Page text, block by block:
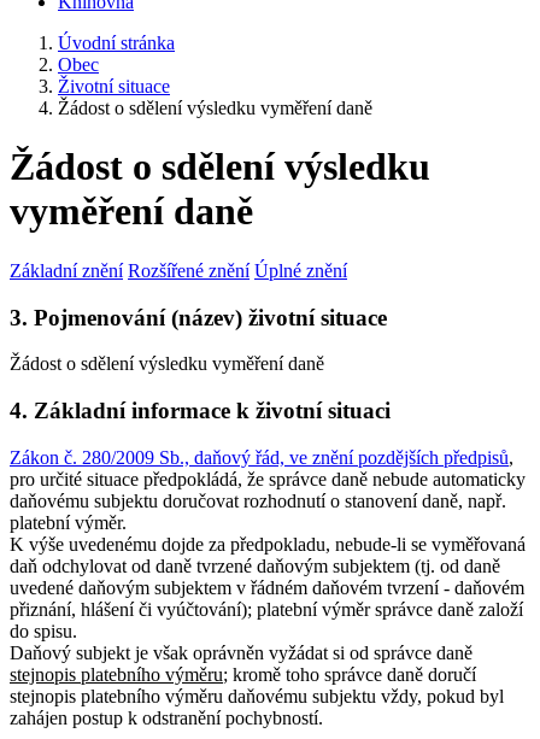
Úvodní stránka
Obec
Životní situace
Žádost o sdělení výsledku vyměření daně
Žádost o sdělení výsledku
vyměření daně
Základní znění Rozšířené znění Úplné znění
3. Pojmenování (název) životní situace
Žádost o sdělení výsledku vyměření daně
4. Základní informace k životní situaci
Zákon č. 280/2009 Sb., daňový řád, ve znění pozdějších předpisů,
pro určité situace předpokládá, že správce daně nebude automaticky
daňovému subjektu doručovat rozhodnutí o stanovení daně, např.
platební výměr.
K výše uvedenému dojde za předpokladu, nebude-li se vyměřovaná
daň odchylovat od daně tvrzené daňovým subjektem (tj. od daně
uvedené daňovým subjektem v řádném daňovém tvrzení - daňovém
přiznání, hlášení či vyúčtování); platební výměr správce daně založí
do spisu.
Daňový subjekt je však oprávněn vyžádat si od správce daně
stejnopis platebního výměru; kromě toho správce daně doručí
stejnopis platebního výměru daňovému subjektu vždy, pokud byl
zahájen postup k odstranění pochybností.